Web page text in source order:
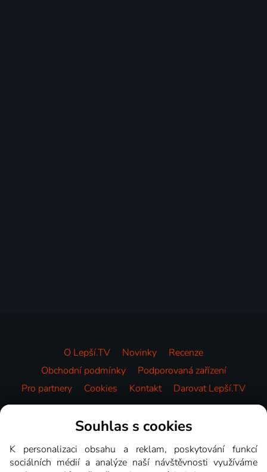
O Lepší.TV Novinky
Recenze
Obchodní podmínky
Podporovaná zařízení
Pro partnery
Cookies Kontakt Darovat Lepší.TV
Videotéka
Souhlas s cookies
K personalizaci obsahu a reklam, poskytování funkcí
sociálních médií a analýze naší návštěvnosti využíváme